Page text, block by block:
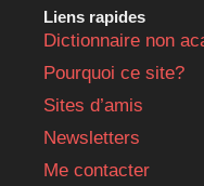
Liens rapides
Dictionnaire non
Pourquoi ce site?
Sites d’amis
Newsletters
Me contacter